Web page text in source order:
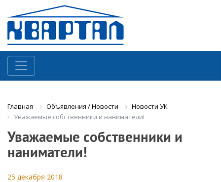
Главная Объявления / Новости
Новости УК
Уважаемые собственники и наниматели!
Уважаемые собственники и
наниматели!
25 декабря 2018